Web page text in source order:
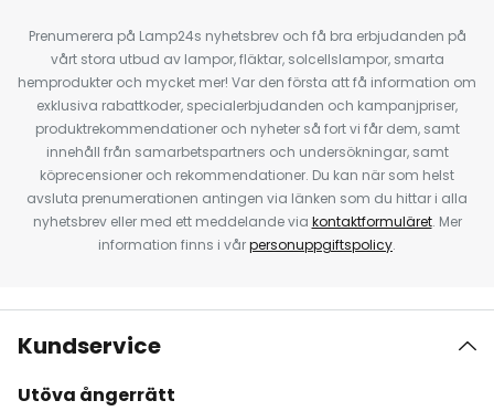
Prenumerera på Lamp24s nyhetsbrev och få bra erbjudanden på
vårt stora utbud av lampor, fläktar, solcellslampor, smarta
hemprodukter och mycket mer! Var den första att få information om
exklusiva rabattkoder, specialerbjudanden och kampanjpriser,
produktrekommendationer och nyheter så fort vi får dem, samt
innehåll från samarbetspartners och undersökningar, samt
köprecensioner och rekommendationer. Du kan när som helst
avsluta prenumerationen antingen via länken som du hittar i alla
nyhetsbrev eller med ett meddelande via kontaktformuläret. Mer
information finns i vårpersonuppgiftspolicy.
Kundservice
Utöva ångerrätt